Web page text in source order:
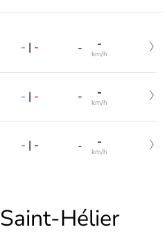
- | - - -
km/h
- | - - -
km/h
- | - - -
km/h
Saint-Hélier